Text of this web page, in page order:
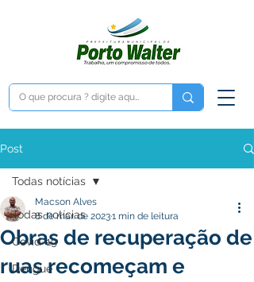
Post
Todas notícias
Covid-19
Dengue
Todas notícias
Obras de recuperação de
ruas recomeçam e
Macson Alves
8 de mar. de 20231 min de leitura